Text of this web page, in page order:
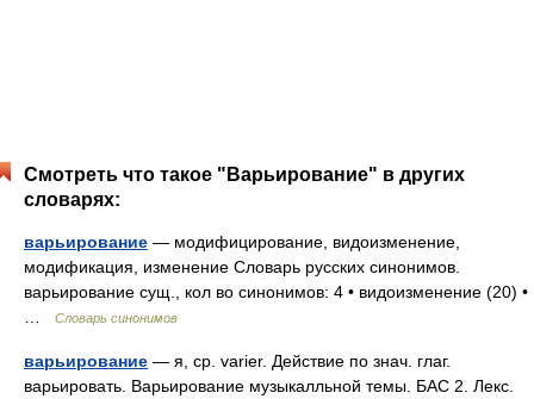
Смотреть что такое "Варьирование" в других
словарях:
варьирование — модифицирование, видоизменение,
модификация, изменение Словарь русских синонимов.
варьирование сущ., кол во синонимов: 4 • видоизменение (20) •
Словарь синонимов
варьирование — я, ср. varier. Действие по знач. глаг.
варьировать. Варьирование музыкалльной темы. БАС 2. Лекс.